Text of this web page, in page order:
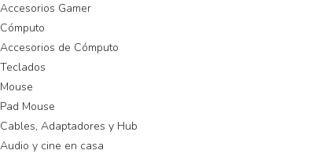
Accesorios Gamer
Cómputo
Accesorios de Cómputo
Teclados
Mouse
Pad Mouse
Cables, Adaptadores y Hub
Audio y cine en casa